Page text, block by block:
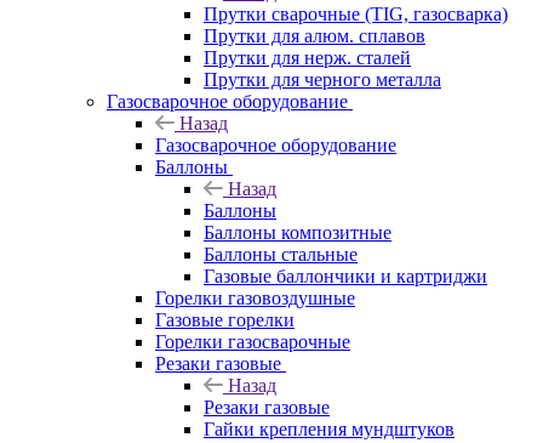
Прутки сварочные (TIG, газосварка)
Прутки для алюм. сплавов
Прутки для нерж. сталей
Прутки для черного металла
Газосварочное оборудование
Назад
Газосварочное оборудование
Баллоны
Назад
Баллоны
Баллоны композитные
Баллоны стальные
Газовые баллончики и картриджи
Горелки газовоздушные
Газовые горелки
Горелки газосварочные
Резаки газовые
Назад
Резаки газовые
Гайки крепления мундштуков